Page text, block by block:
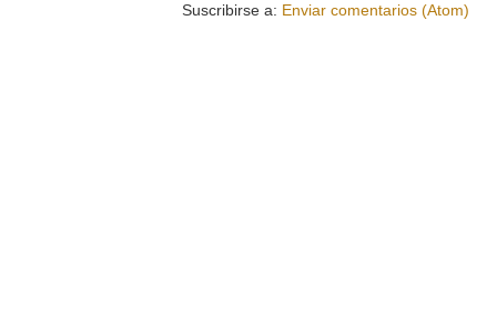
Suscribirse a: Enviar comentarios (Atom)